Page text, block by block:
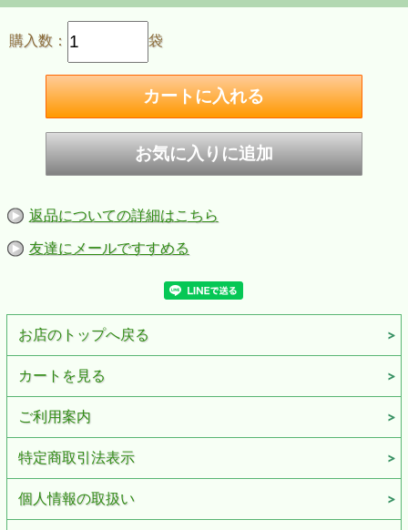
購入数： 袋
返品についての詳細はこちら
友達にメールですすめる
お店のトップへ戻る
カートを見る
ご利用案内
特定商取引法表示
個人情報の取扱い